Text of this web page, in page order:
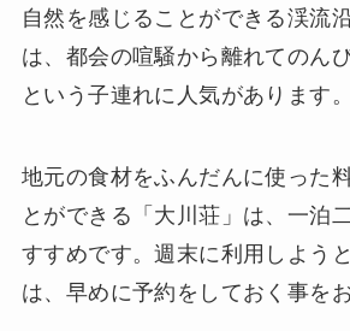
自然を感じることができる渓流
は、都会の喧騒から離れてのん
という子連れに人気があります。
地元の食材をふんだんに使った
とができる「大川荘」は、一泊
すすめです。週末に利用しよう
は、早めに予約をしておく事を